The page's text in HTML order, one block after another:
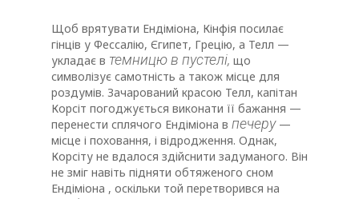
Щоб врятувати Ендіміона, Кінфія посилає
гінців у Фессалію, Єгипет, Грецію, а Телл —
укладає в темницю в пустелі, що
символізує самотність а також місце для
роздумів. Зачарований красою Телл, капітан
Корсіт погоджується виконати її бажання —
перенести сплячого Ендіміона в печеру—
місце і поховання, і відродження. Однак,
Корсіту не вдалося здійснити задуманого. Він
не зміг навіть підняти обтяженого сном
Ендіміона , оскільки той перетворився на